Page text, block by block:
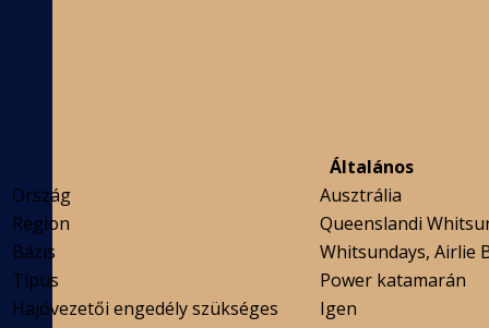
Általános
Ország
Ausztrália
Region
Queenslandi
Bázis
Whitsundays, Airlie
Típus
Power katamarán
Hajóvezetői engedély szükséges
Igen